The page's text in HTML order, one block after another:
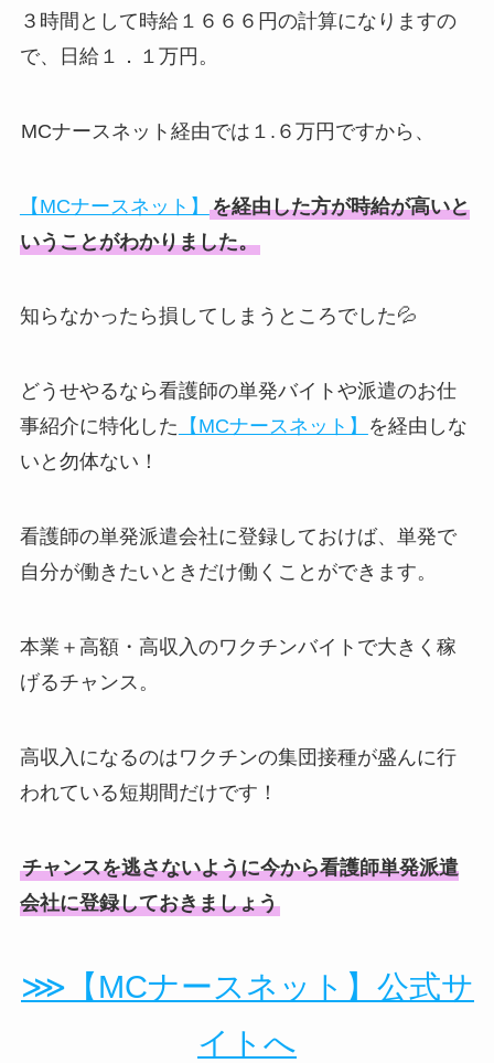
３時間として時給１６６６円の計算になりますの
で、日給１．１万円。
MCナースネット経由では１.６万円ですから、
【MCナースネット】 を経由した方が時給が高いと
いうことがわかりました。
知らなかったら損してしまうところでした💦
どうせやるなら看護師の単発バイトや派遣のお仕
事紹介に特化した 【MCナースネット】
を経由しな
いと勿体ない！
看護師の単発派遣会社に登録しておけば、単発で
自分が働きたいときだけ働くことができます。
本業＋高額・高収入のワクチンバイトで大きく稼
げるチャンス。
高収入になるのはワクチンの集団接種が盛んに行
われている短期間だけです！
チャンスを逃さないように今から看護師単発派遣
会社に登録しておきましょう
⋙【MCナースネット】公式サ
イトへ